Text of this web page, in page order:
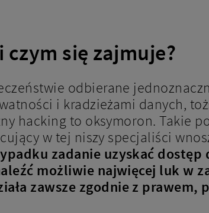
się zajmuje?
odbierane
i kradzieżami danych,
hacking to oksymoron. Takie
w tej niszy specjaliści
zadanie uzyskać
możliwie najwięcej luk w
zawsze zgodnie z prawem,